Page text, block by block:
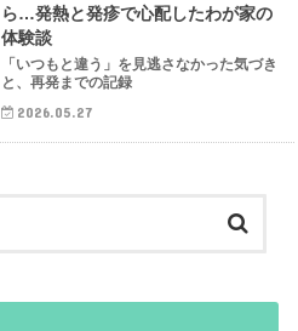
ら…発熱と発疹で心配したわが家の
体験談
「いつもと違う」を見逃さなかった気づき
と、再発までの記録
2026.05.27